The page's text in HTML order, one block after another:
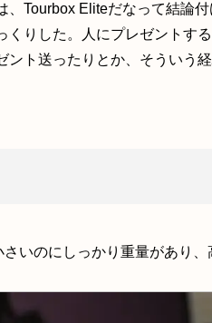
Tourbox Eliteだなって結論
くりした。人にプレゼントす
ント送ったりとか、そういう
いのにしっかり重量があり、